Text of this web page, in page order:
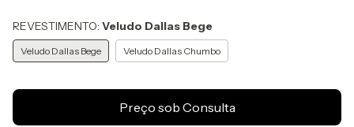
REVESTIMENTO: Veludo Dallas Bege
Veludo Dallas Bege Veludo Dallas Chumbo